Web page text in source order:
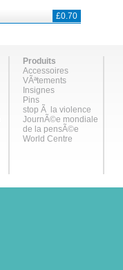
£0.70
Produits
Accessoires
VÃªtements
Insignes
Pins
stop Ã la violence
JournÃ©e mondiale
de la pensÃ©e
World Centre